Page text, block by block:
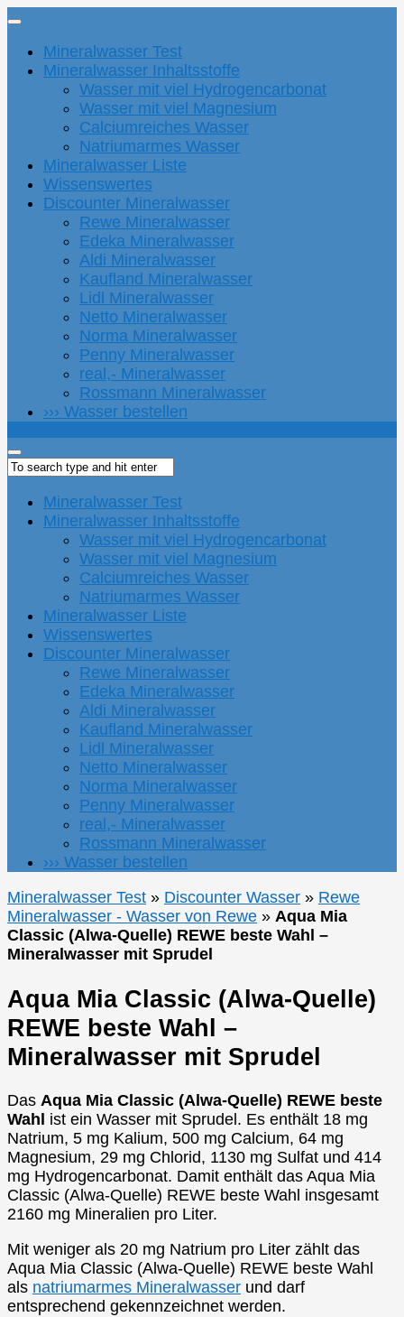
Mineralwasser Test
Mineralwasser Inhaltsstoffe
Wasser mit viel Hydrogencarbonat
Wasser mit viel Magnesium
Calciumreiches Wasser
Natriumarmes Wasser
Mineralwasser Liste
Wissenswertes
Discounter Mineralwasser
Rewe Mineralwasser
Edeka Mineralwasser
Aldi Mineralwasser
Kaufland Mineralwasser
Lidl Mineralwasser
Netto Mineralwasser
Norma Mineralwasser
Penny Mineralwasser
real,- Mineralwasser
Rossmann Mineralwasser
››› Wasser bestellen
Mineralwasser Test
Mineralwasser Inhaltsstoffe
Wasser mit viel Hydrogencarbonat
Wasser mit viel Magnesium
Calciumreiches Wasser
Natriumarmes Wasser
Mineralwasser Liste
Wissenswertes
Discounter Mineralwasser
Rewe Mineralwasser
Edeka Mineralwasser
Aldi Mineralwasser
Kaufland Mineralwasser
Lidl Mineralwasser
Netto Mineralwasser
Norma Mineralwasser
Penny Mineralwasser
real,- Mineralwasser
Rossmann Mineralwasser
››› Wasser bestellen
Mineralwasser Test » Discounter Wasser » Rewe
Mineralwasser - Wasser von Rewe » Aqua Mia
Classic (Alwa-Quelle) REWE beste Wahl –
Mineralwasser mit Sprudel
Aqua Mia Classic (Alwa-Quelle)
REWE beste Wahl –
Mineralwasser mit Sprudel
Das Aqua Mia Classic (Alwa-Quelle) REWE beste
Wahl ist ein Wasser mit Sprudel. Es enthält 18 mg
Natrium, 5 mg Kalium, 500 mg Calcium, 64 mg
Magnesium, 29 mg Chlorid, 1130 mg Sulfat und 414
mg Hydrogencarbonat. Damit enthält das Aqua Mia
Classic (Alwa-Quelle) REWE beste Wahl insgesamt
2160 mg Mineralien pro Liter.
Mit weniger als 20 mg Natrium pro Liter zählt das
Aqua Mia Classic (Alwa-Quelle) REWE beste Wahl
als natriumarmes Mineralwasser und darf
entsprechend gekennzeichnet werden.